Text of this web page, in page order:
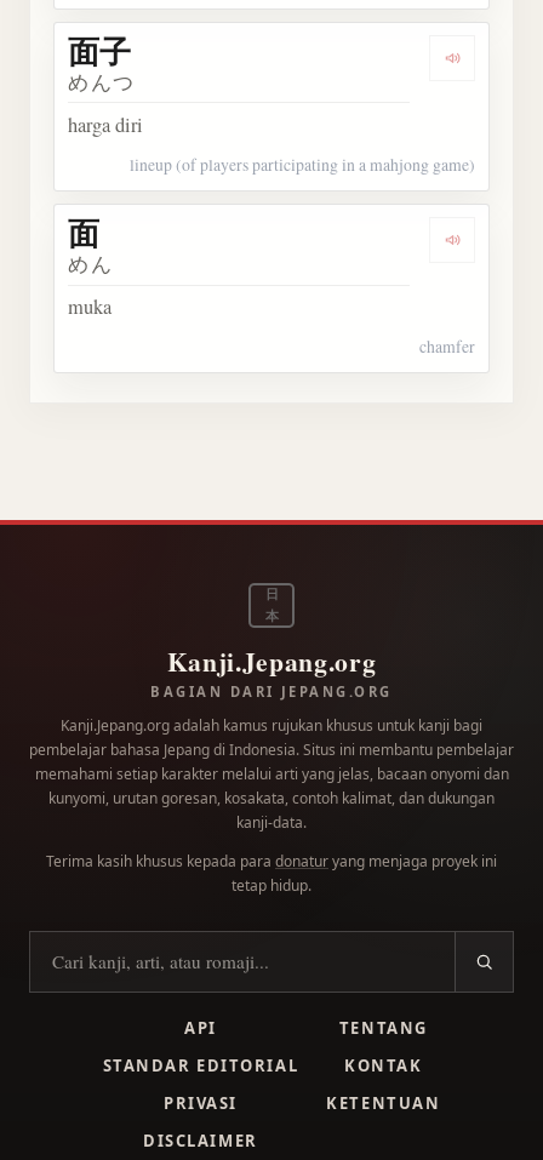
Dengarkan
面子
めんつ
harga diri
lineup (of players participating in a mahjong game)
Dengarkan
面
めん
muka
chamfer
日
本
Kanji.Jepang.org
BAGIAN DARI JEPANG.ORG
Kanji.Jepang.org adalah kamus rujukan khusus untuk kanji bagi
pembelajar bahasa Jepang di Indonesia. Situs ini membantu pembelajar
memahami setiap karakter melalui arti yang jelas, bacaan onyomi dan
kunyomi, urutan goresan, kosakata, contoh kalimat, dan dukungan
kanji-data.
Terima kasih khusus kepada para donaturyang menjaga proyek ini
tetap hidup.
Cari kanji
API
TENTANG
STANDAR EDITORIAL
KONTAK
PRIVASI
KETENTUAN
DISCLAIMER